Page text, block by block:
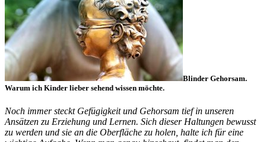
Blinder Gehorsam.
Warum ich Kinder lieber sehend wissen möchte.
Noch immer steckt Gefügigkeit und Gehorsam tief in unseren
Ansätzen zu Erziehung und Lernen. Sich dieser Haltungen bewusst
zu werden und sie an die Oberfläche zu holen, halte ich für eine